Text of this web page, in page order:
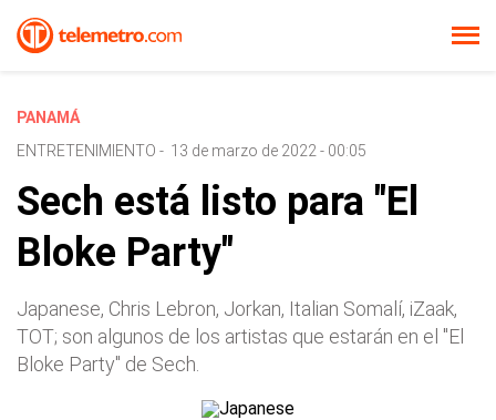
PANAMÁ
ENTRETENIMIENTO - 13 de marzo de 2022 - 00:05
Sech está listo para "El
Bloke Party"
Japanese, Chris Lebron, Jorkan, Italian Somalí, iZaak,
TOT; son algunos de los artistas que estarán en el "El
Bloke Party" de Sech.